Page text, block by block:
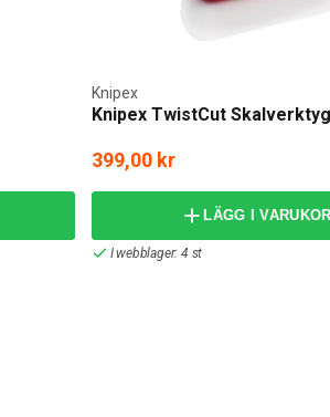
Knipex TwistCut Skalverktyg
Knipex
399,00 kr
LÄGG I
I webblager: 4 st